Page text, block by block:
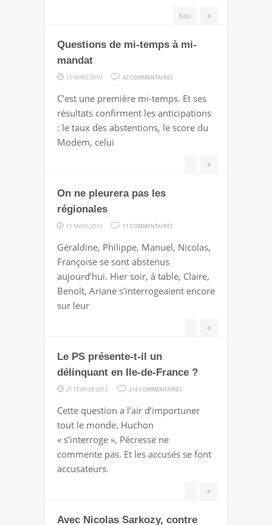
FOUT.
PROBLÈME,
INTÉRIEUR
+
Koz
Questions de mi-temps à mi-
mandat
15 MARS 2010 42 COMMENTAIRES
DE
MI-
TEMPS
C’est une première mi-temps. Et ses
résultats confirment les anticipations
: le taux des abstentions, le score du
Modem, celui
+
On ne pleurera pas les
régionales
15 MARS 2010 11 COMMENTAIRES
NE
PAS
LES
Géraldine, Philippe, Manuel, Nicolas,
Françoise se sont abstenus
aujourd’hui. Hier soir, à table, Claire,
Benoît, Ariane s’interrogeaient encore
sur leur
+
Le PS présente-t-il un
délinquant en Ile-de-France ?
21 FÉVRIER 2010 214 COMMENTAIRES
PS
IL
DÉLINQUANT
ILE-
Cette question a l’air d’importuner
tout le monde. Huchon
« s’interroge », Pécresse ne
commente pas. Et les accusés se font
accusateurs.
+
Avec Nicolas Sarkozy, contre